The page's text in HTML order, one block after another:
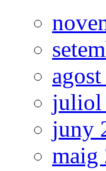
juliol
juny
maig